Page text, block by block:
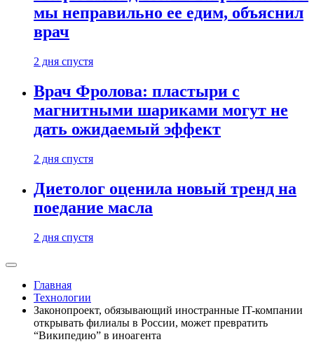
мы неправильно ее едим, объяснил
врач
2 дня спустя
Врач Фролова: пластыри с
магнитными шариками могут не
дать ожидаемый эффект
2 дня спустя
Диетолог оценила новый тренд на
поедание масла
2 дня спустя
Главная
Технологии
Законопроект, обязывающий иностранные IT-компании
открывать филиалы в России, может превратить
“Википедию” в иноагента